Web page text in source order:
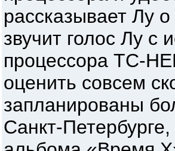
рассказывает Лу
звучит голос Лу с
процессора TC-
оценить совсем
запланированы
Санкт-